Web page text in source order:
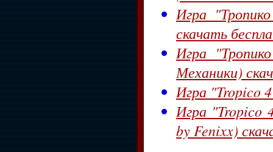
Игра
скачать
Игра
Механики)
Игра "Tropico
Игра "Tropico
by Fenixx)